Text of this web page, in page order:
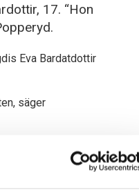
17. “Hon
Eva Bardatdottir
säger